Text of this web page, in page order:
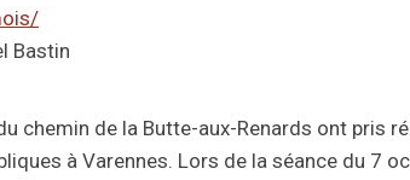
Bastin
chemin de la Butte-aux-Renards ont pris
à Varennes. Lors de la séance du 7